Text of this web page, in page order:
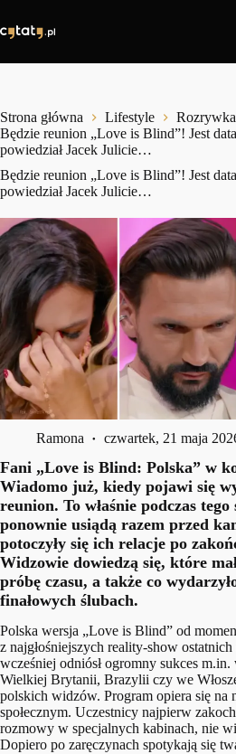
treści
Strona główna Lifestyle
Rozrywka
Będzie reunion „Love is Blind”! Jest
powiedział Jacek Julicie…
Będzie reunion „Love is Blind”! Jest
powiedział Jacek Julicie…
Ramona czwartek, 21 maja
Fani „Love is Blind: Polska” w
Wiadomo już, kiedy pojawi się
reunion. To właśnie podczas
ponownie usiądą razem przed
potoczyły się ich relacje po
Widzowie dowiedzą się, które
próbę czasu, a także co
finałowych ślubach.
Polska wersja „Love is Blind” od
z najgłośniejszych reality-show
wcześniej odniósł ogromny sukces
Wielkiej Brytanii, Brazylii czy we
polskich widzów. Program opiera się na
społecznym. Uczestnicy najpierw
rozmowy w specjalnych kabinach, nie
Dopiero po zaręczynach spotykają się